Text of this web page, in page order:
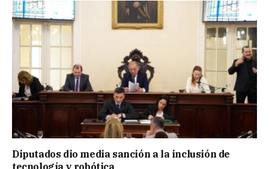
Diputados dio media sanción a la inclusión de